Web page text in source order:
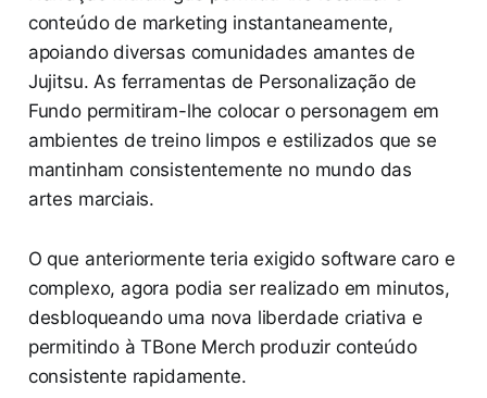
conteúdo de marketing instantaneamente,
apoiando diversas comunidades amantes de
Jujitsu. As ferramentas de Personalização de
Fundo permitiram-lhe colocar o personagem em
ambientes de treino limpos e estilizados que se
mantinham consistentemente no mundo das
artes marciais.
O que anteriormente teria exigido software caro e
complexo, agora podia ser realizado em minutos,
desbloqueando uma nova liberdade criativa e
permitindo à TBone Merch produzir conteúdo
consistente rapidamente.